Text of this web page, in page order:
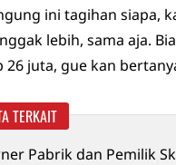
ini tagihan siapa,
lebih, sama aja.
26 juta, gue kan
TERKAIT
Pabrik dan Pemilik